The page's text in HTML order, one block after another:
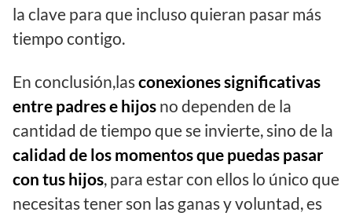
la clave para que incluso quieran pasar más
tiempo contigo.
En conclusión,lasconexiones significativas
entre padres e hijos no dependen de la
cantidad de tiempo que se invierte, sino de la
calidad de los momentos que puedas pasar
con tus hijos, para estar con ellos lo único que
necesitas tener son las ganas y voluntad, es